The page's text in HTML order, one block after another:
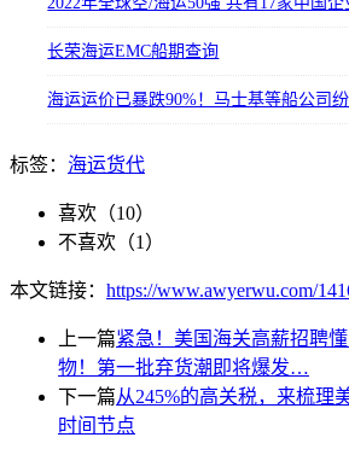
长荣海运EMC船期查询
标签： 海运货代
喜欢（10）
不喜欢（1 ）
本文链接： https://www.awyerwu.com/
上一篇紧急！美国海关高薪招聘
物！第一批弃货潮即将爆发…
下一篇从245%的高关税，来梳理
时间节点